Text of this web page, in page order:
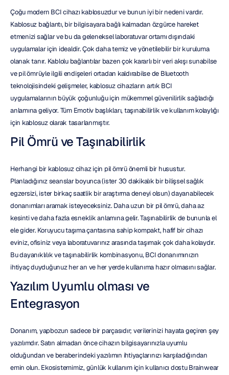
Çoğu modern BCI cihazı kablosuzdur ve bunun iyi bir nedeni vardır.
Kablosuz bağlantı, bir bilgisayara bağlı kalmadan özgürce hareket
etmenizi sağlar ve bu da geleneksel laboratuvar ortamı dışındaki
uygulamalar için idealdir. Çok daha temiz ve yönetilebilir bir kuruluma
olanak tanır. Kablolu bağlantılar bazen çok kararlı bir veri akışı sunabilse
ve pil ömrüyle ilgili endişeleri ortadan kaldırabilse de Bluetooth
teknolojisindeki gelişmeler, kablosuz cihazların artık BCI
uygulamalarının büyük çoğunluğu için mükemmel güvenilirlik sağladığı
anlamına geliyor. Tüm Emotiv başlıkları, taşınabilirlik ve kullanım kolaylığı
için kablosuz olarak tasarlanmıştır.
Pil Ömrü ve Taşınabilirlik
Herhangi bir kablosuz cihaz için pil ömrü önemli bir husustur.
Planladığınız seanslar boyunca (ister 30 dakikalık bir bilişsel sağlık
egzersizi, ister birkaç saatlik bir araştırma deneyi olsun) dayanabilecek
donanımları aramak isteyeceksiniz. Daha uzun bir pil ömrü, daha az
kesinti ve daha fazla esneklik anlamına gelir. Taşınabilirlik de bununla el
ele gider. Koruyucu taşıma çantasına sahip kompakt, hafif bir cihazı
eviniz, ofisiniz veya laboratuvarınız arasında taşımak çok daha kolaydır.
Bu dayanıklılık ve taşınabilirlik kombinasyonu, BCI donanımınızın
ihtiyaç duyduğunuz her an ve her yerde kullanıma hazır olmasını sağlar.
Yazılım Uyumlu olması ve
Entegrasyon
Donanım, yapbozun sadece bir parçasıdır; verilerinizi hayata geçiren şey
yazılımdır. Satın almadan önce cihazın bilgisayarınızla uyumlu
olduğundan ve beraberindeki yazılımın ihtiyaçlarınızı karşıladığından
emin olun. Ekosistemimiz, günlük kullanım için kullanıcı dostu Brainwear